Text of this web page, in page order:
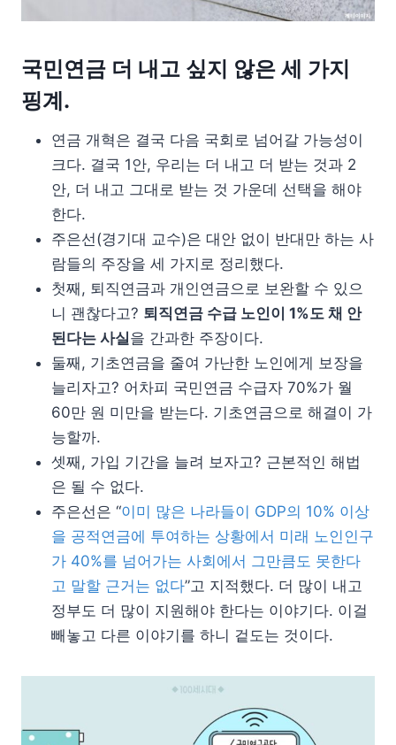
국민연금 더 내고 싶지 않은 세 가지
핑계.
연금 개혁은 결국 다음 국회로 넘어갈 가능성이
크다. 결국 1안, 우리는 더 내고 더 받는 것과 2
안, 더 내고 그대로 받는 것 가운데 선택을 해야
한다.
주은선(경기대 교수)은 대안 없이 반대만 하는 사
람들의 주장을 세 가지로 정리했다.
첫째, 퇴직연금과 개인연금으로 보완할 수 있으
니 괜찮다고? 퇴직연금 수급 노인이 1%도 채 안
된다는 사실을 간과한 주장이다.
둘째, 기초연금을 줄여 가난한 노인에게 보장을
늘리자고? 어차피 국민연금 수급자 70%가 월
60만 원 미만을 받는다. 기초연금으로 해결이 가
능할까.
셋째, 가입 기간을 늘려 보자고? 근본적인 해법
은 될 수 없다.
주은선은 “이미 많은 나라들이 GDP의 10% 이상
을 공적연금에 투여하는 상황에서 미래 노인인구
가 40%를 넘어가는 사회에서 그만큼도 못한다
고 말할 근거는 없다”고 지적했다. 더 많이 내고
정부도 더 많이 지원해야 한다는 이야기다. 이걸
빼놓고 다른 이야기를 하니 겉도는 것이다.